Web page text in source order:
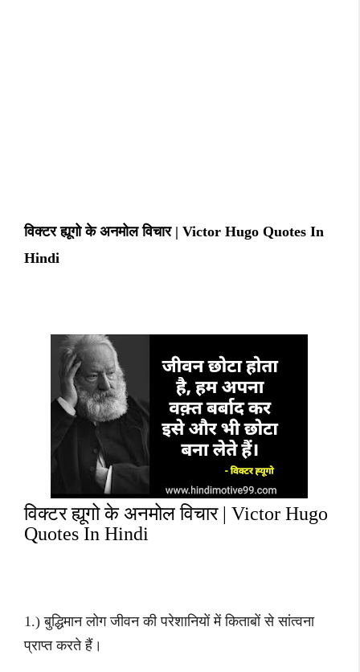
विक्टर ह्यूगो के अनमोल विचार | Victor Hugo Quotes In
Hindi
विक्टर ह्यूगो के अनमोल विचार | Victor Hugo
Quotes In Hindi
1.) बुद्धिमान लोग जीवन की परेशानियों में किताबों से सांत्वना
प्राप्त करते हैं।